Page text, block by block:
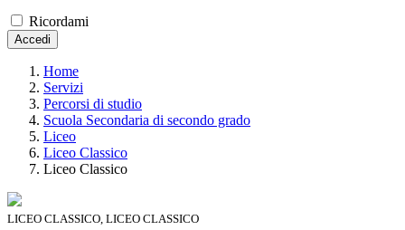
Ricordami
Accedi
Home
Servizi
Percorsi di studio
Scuola Secondaria di secondo grado
Liceo
Liceo Classico
Liceo Classico
LICEO CLASSICO, LICEO CLASSICO